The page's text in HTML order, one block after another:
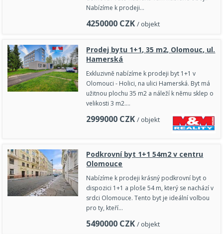
Nabízíme k prodeji…
4250000 CZK / objekt
Prodej bytu 1+1, 35 m2, Olomouc, ul.
Hamerská
Exkluzivně nabízíme k prodeji byt 1+1 v
Olomouci - Holici, na ulici Hamerská. Byt má
užitnou plochu 35 m2 a náleží k němu sklep o
velikosti 3 m2.…
2999000 CZK / objekt
Podkrovní byt 1+1 54m2 v centru
Olomouce
Nabízíme k prodeji krásný podkrovní byt o
dispozici 1+1 a ploše 54 m, který se nachází v
srdci Olomouce. Tento byt je ideální volbou
pro ty, kteří…
5490000 CZK / objekt